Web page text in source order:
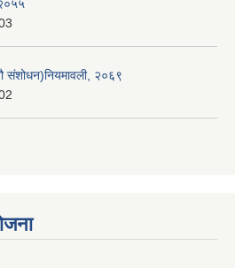
संशोधन)नियमावली, २०६९